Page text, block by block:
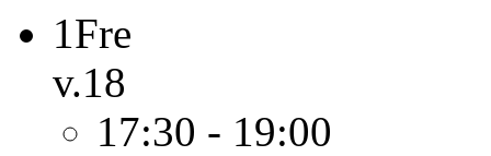
1Fre
v.18
17:30 - 19:00